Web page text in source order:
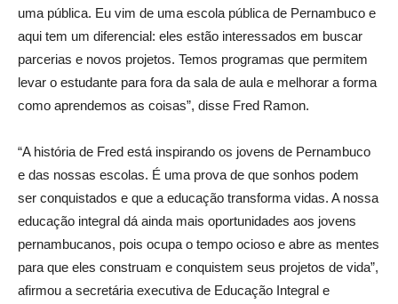
uma pública. Eu vim de uma escola pública de Pernambuco e
aqui tem um diferencial: eles estão interessados em buscar
parcerias e novos projetos. Temos programas que permitem
levar o estudante para fora da sala de aula e melhorar a forma
como aprendemos as coisas”, disse Fred Ramon.
“A história de Fred está inspirando os jovens de Pernambuco
e das nossas escolas. É uma prova de que sonhos podem
ser conquistados e que a educação transforma vidas. A nossa
educação integral dá ainda mais oportunidades aos jovens
pernambucanos, pois ocupa o tempo ocioso e abre as mentes
para que eles construam e conquistem seus projetos de vida”,
afirmou a secretária executiva de Educação Integral e